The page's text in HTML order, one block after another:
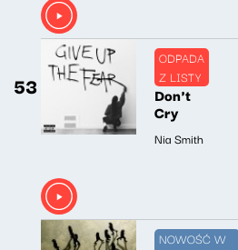
53
ODPADA
Z LISTY
Don't
Cry
Nia Smith
NOWOŚĆ W